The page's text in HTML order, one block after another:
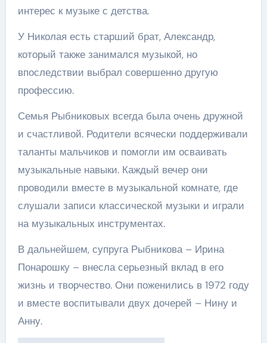
интерес к музыке с детства.
У Николая есть старший брат, Александр,
который также занимался музыкой, но
впоследствии выбрал совершенно другую
профессию.
Семья Рыбниковых всегда была очень дружной
и счастливой. Родители всячески поддерживали
таланты мальчиков и помогли им осваивать
музыкальные навыки. Каждый вечер они
проводили вместе в музыкальной комнате, где
слушали записи классической музыки и играли
на музыкальных инструментах.
В дальнейшем, супруга Рыбникова – Ирина
Понарошку – внесла серьезный вклад в его
жизнь и творчество. Они поженились в 1972 году
и вместе воспитывали двух дочерей – Нину и
Анну.